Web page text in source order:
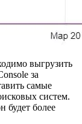
выгрузить
за
самые
систем.
будет более